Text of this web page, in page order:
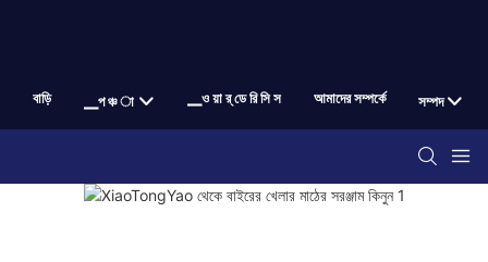
বাড়ি ▁প ঞ্চ া ▁ও য়া র্ ডে রি সি স আমাদের সম্পর্কে সম্পদ